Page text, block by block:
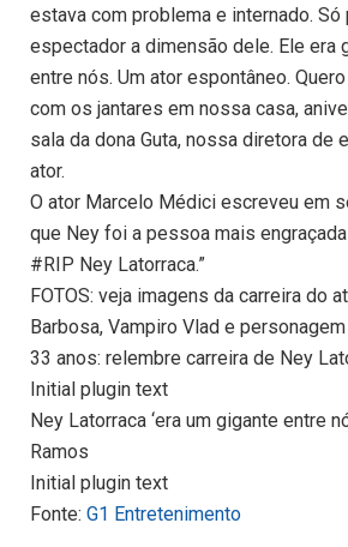
estava com problema e internado.
espectador a dimensão dele. Ele era
entre nós. Um ator espontâneo.
com os jantares em nossa casa,
sala da dona Guta, nossa diretora de
ator.
O ator Marcelo Médici escreveu em
que Ney foi a pessoa mais
#RIP Ney Latorraca.”
FOTOS: veja imagens da carreira do
Barbosa, Vampiro Vlad e
33 anos: relembre carreira de Ney
Initial plugin text
Ney Latorraca ‘era um gigante entre
Ramos
Initial plugin text
Fonte: G1 Entretenimento